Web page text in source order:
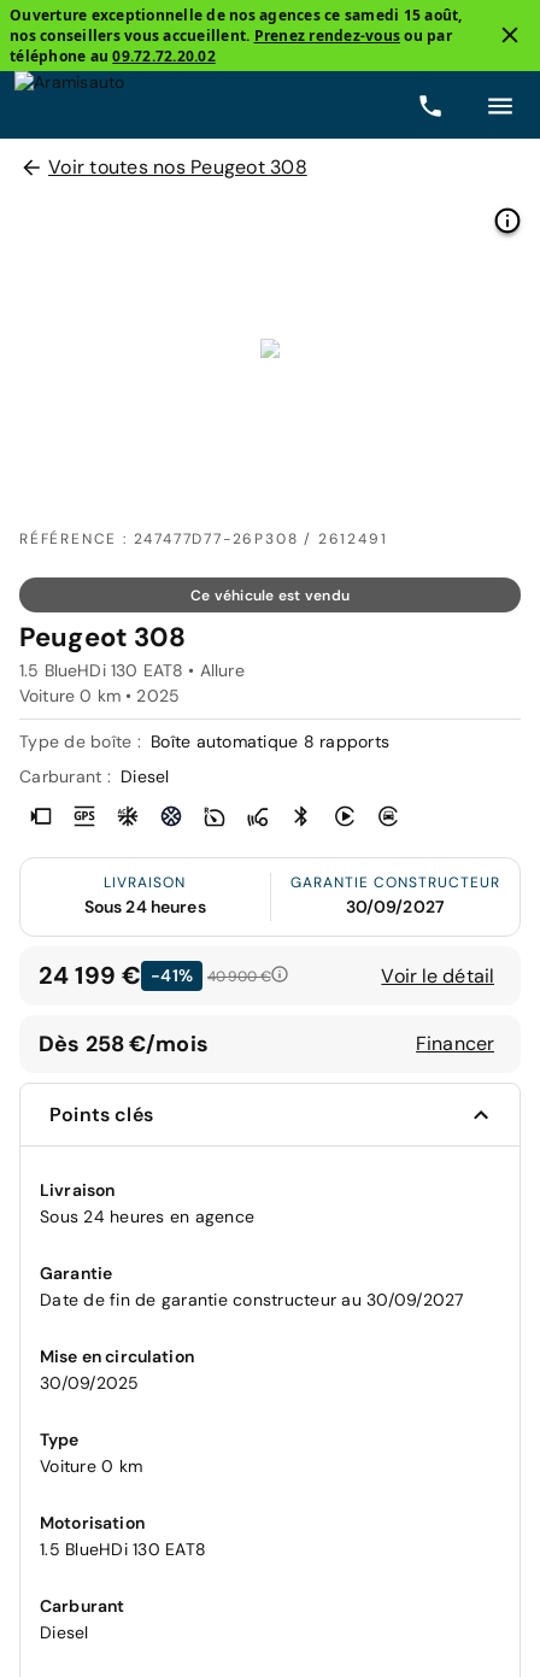
Ouverture exceptionnelle de nos agences ce samedi 15 août,
nos conseillers vous accueillent. Prenez rendez-vousou par
téléphone au09.72.72.20.02
Voir toutes nos Peugeot 308
RÉFÉRENCE : 247477D77-26P308 / 2612491
Ce véhicule est vendu
Peugeot 308
1.5 BlueHDi 130 EAT8 • Allure
Voiture 0 km • 2025
Type de boîte : Boîte automatique 8 rapports
Carburant : Diesel
LIVRAISON
Sous 24 heures
GARANTIE CONSTRUCTEUR
30/09/2027
24 199 € -41% 40 900 € Voir le détail
Dès 258 €/mois Financer
Points clés
Livraison
Sous 24 heures en agence
Garantie
Date de fin de garantie constructeur au 30/09/2027
Mise en circulation
30/09/2025
Type
Voiture 0 km
Motorisation
1.5 BlueHDi 130 EAT8
Carburant
Diesel